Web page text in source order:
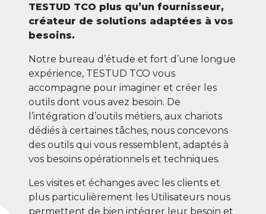
TESTUD TCO plus qu’un fournisseur,
créateur de solutions adaptées à vos
besoins.
Notre bureau d’étude et fort d’une longue
expérience, TESTUD TCO vous
accompagne pour imaginer et créer les
outils dont vous avez besoin. De
l’intégration d’outils métiers, aux chariots
dédiés à certaines tâches, nous concevons
des outils qui vous ressemblent, adaptés à
vos besoins opérationnels et techniques.
Les visites et échanges avec les clients et
plus particulièrement les Utilisateurs nous
permettent de bien intégrer leur besoin et